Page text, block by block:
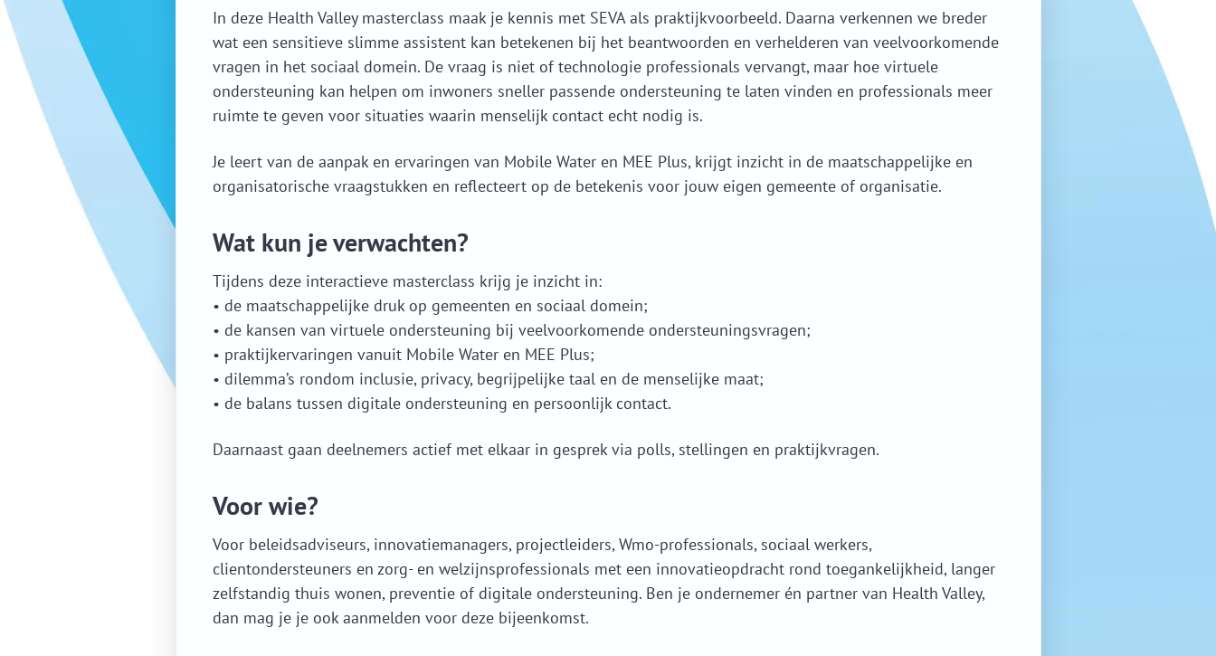
In deze Health Valley masterclass maak je kennis met SEVA als praktijkvoorbeeld. Daarna verkennen we breder
wat een sensitieve slimme assistent kan betekenen bij het beantwoorden en verhelderen van veelvoorkomende
vragen in het sociaal domein. De vraag is niet of technologie professionals vervangt, maar hoe virtuele
ondersteuning kan helpen om inwoners sneller passende ondersteuning te laten vinden en professionals meer
ruimte te geven voor situaties waarin menselijk contact echt nodig is.
Je leert van de aanpak en ervaringen van Mobile Water en MEE Plus, krijgt inzicht in de maatschappelijke en
organisatorische vraagstukken en reflecteert op de betekenis voor jouw eigen gemeente of organisatie.
Wat kun je verwachten?
Tijdens deze interactieve masterclass krijg je inzicht in:
• de maatschappelijke druk op gemeenten en sociaal domein;
• de kansen van virtuele ondersteuning bij veelvoorkomende ondersteuningsvragen;
• praktijkervaringen vanuit Mobile Water en MEE Plus;
• dilemma’s rondom inclusie, privacy, begrijpelijke taal en de menselijke maat;
• de balans tussen digitale ondersteuning en persoonlijk contact.
Daarnaast gaan deelnemers actief met elkaar in gesprek via polls, stellingen en praktijkvragen.
Voor wie?
Voor beleidsadviseurs, innovatiemanagers, projectleiders, Wmo-professionals, sociaal werkers,
clientondersteuners en zorg- en welzijnsprofessionals met een innovatieopdracht rond toegankelijkheid, langer
zelfstandig thuis wonen, preventie of digitale ondersteuning. Ben je ondernemer én partner van Health Valley,
dan mag je je ook aanmelden voor deze bijeenkomst.